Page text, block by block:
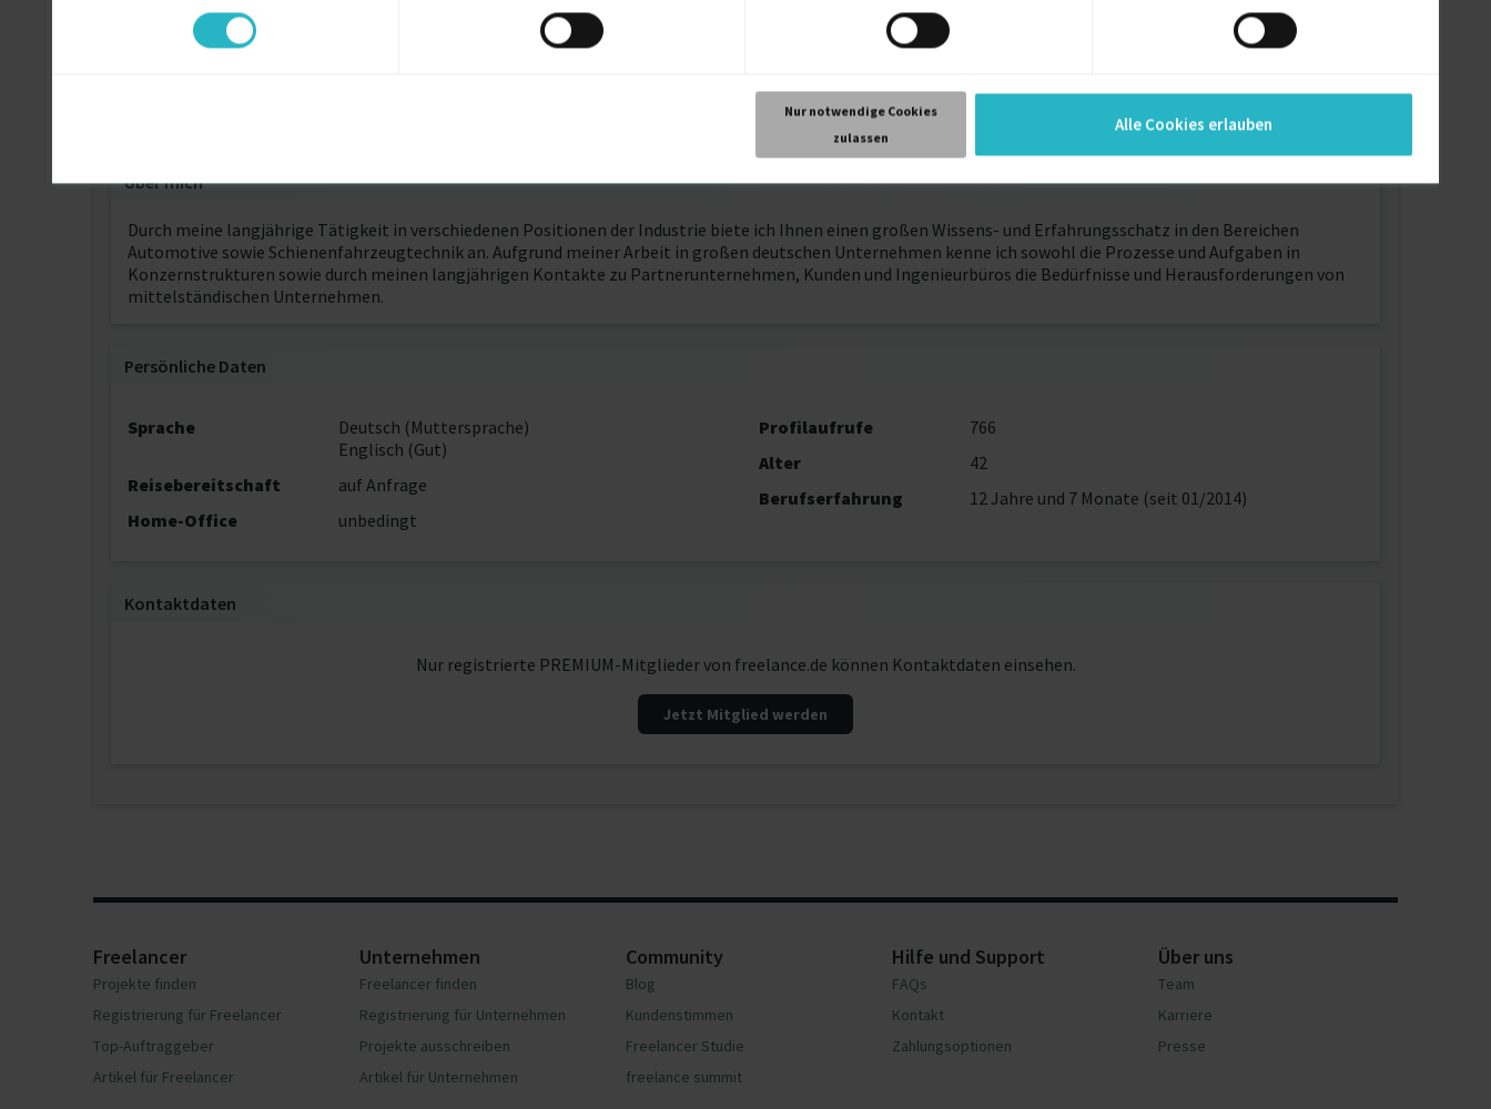
Nur notwendige Cookies
zulassen
Alle Cookies erlauben
Techniker für Maschinentechnik
Über mich
Durch meine langjährige Tätigkeit in verschiedenen Positionen der Industrie biete ich Ihnen einen großen Wissens- und Erfahrungsschatz in den Bereichen
Automotive sowie Schienenfahrzeugtechnik an. Aufgrund meiner Arbeit in großen deutschen Unternehmen kenne ich sowohl die Prozesse und Aufgaben in
Konzernstrukturen sowie durch meinen langjährigen Kontakte zu Partnerunternehmen, Kunden und Ingenieurbüros die Bedürfnisse und Herausforderungen von
mittelständischen Unternehmen.
Persönliche Daten
Sprache
Deutsch (Muttersprache)
Englisch (Gut)
Reisebereitschaft
auf Anfrage
Home-Office
unbedingt
Profilaufrufe
766
Alter
42
Berufserfahrung
12 Jahre und 7 Monate (seit 01/2014)
Kontaktdaten
Nur registrierte PREMIUM-Mitglieder von freelance.de können Kontaktdaten einsehen.
Jetzt Mitglied werden
Freelancer
Projekte finden
Registrierung für Freelancer
Top-Auftraggeber
Artikel für Freelancer
Unternehmen
Freelancer finden
Registrierung für Unternehmen
Projekte ausschreiben
Artikel für Unternehmen
Community
Blog
Kundenstimmen
Freelancer Studie
freelance summit
Hilfe und Support
FAQs
Kontakt
Zahlungsoptionen
Über uns
Team
Karriere
Presse